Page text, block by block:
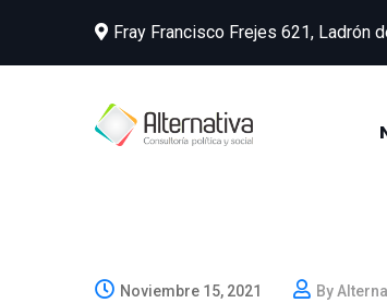
Fray Francisco Frejes 621, Ladrón
Noviembre 15, 2021 By